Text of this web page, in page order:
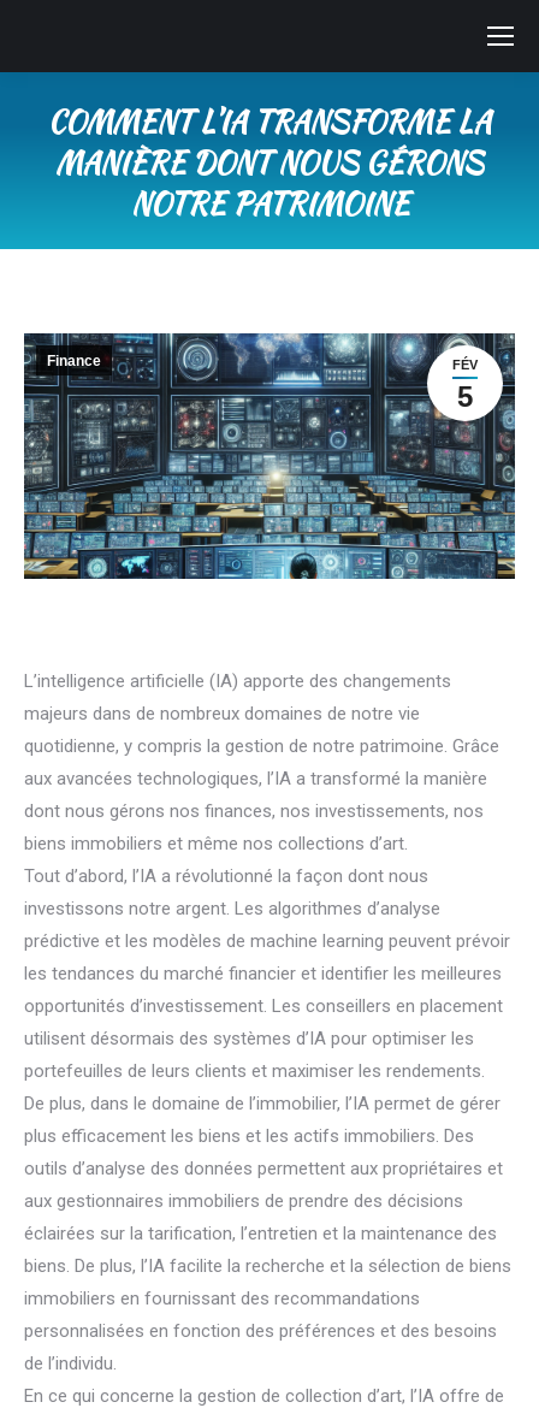
COMMENT L’IA TRANSFORME LA
MANIÈRE DONT NOUS GÉRONS
NOTRE PATRIMOINE
FÉV
5
Finance
L’intelligence artificielle (IA) apporte des changements
majeurs dans de nombreux domaines de notre vie
quotidienne, y compris la gestion de notre patrimoine. Grâce
aux avancées technologiques, l’IA a transformé la manière
dont nous gérons nos finances, nos investissements, nos
biens immobiliers et même nos collections d’art.
Tout d’abord, l’IA a révolutionné la façon dont nous
investissons notre argent. Les algorithmes d’analyse
prédictive et les modèles de machine learning peuvent prévoir
les tendances du marché financier et identifier les meilleures
opportunités d’investissement. Les conseillers en placement
utilisent désormais des systèmes d’IA pour optimiser les
portefeuilles de leurs clients et maximiser les rendements.
De plus, dans le domaine de l’immobilier, l’IA permet de gérer
plus efficacement les biens et les actifs immobiliers. Des
outils d’analyse des données permettent aux propriétaires et
aux gestionnaires immobiliers de prendre des décisions
éclairées sur la tarification, l’entretien et la maintenance des
biens. De plus, l’IA facilite la recherche et la sélection de biens
immobiliers en fournissant des recommandations
personnalisées en fonction des préférences et des besoins
de l’individu.
En ce qui concerne la gestion de collection d’art, l’IA offre de